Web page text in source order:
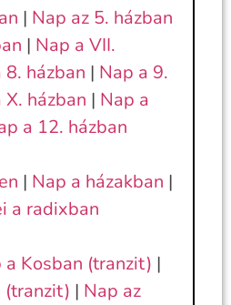
| Nap az 5. házban
| Nap a VII.
8. házban | Nap a 9.
X. házban | Nap a
a 12. házban
| Nap a házakban |
a radixban
a Kosban (tranzit) |
(tranzit) | Nap az